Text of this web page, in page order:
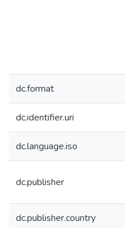
dc.format
dc.identifier.uri
dc.language.iso
dc.publisher
dc.publisher.country